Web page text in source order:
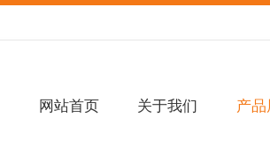
网站首页 关于我们 产品